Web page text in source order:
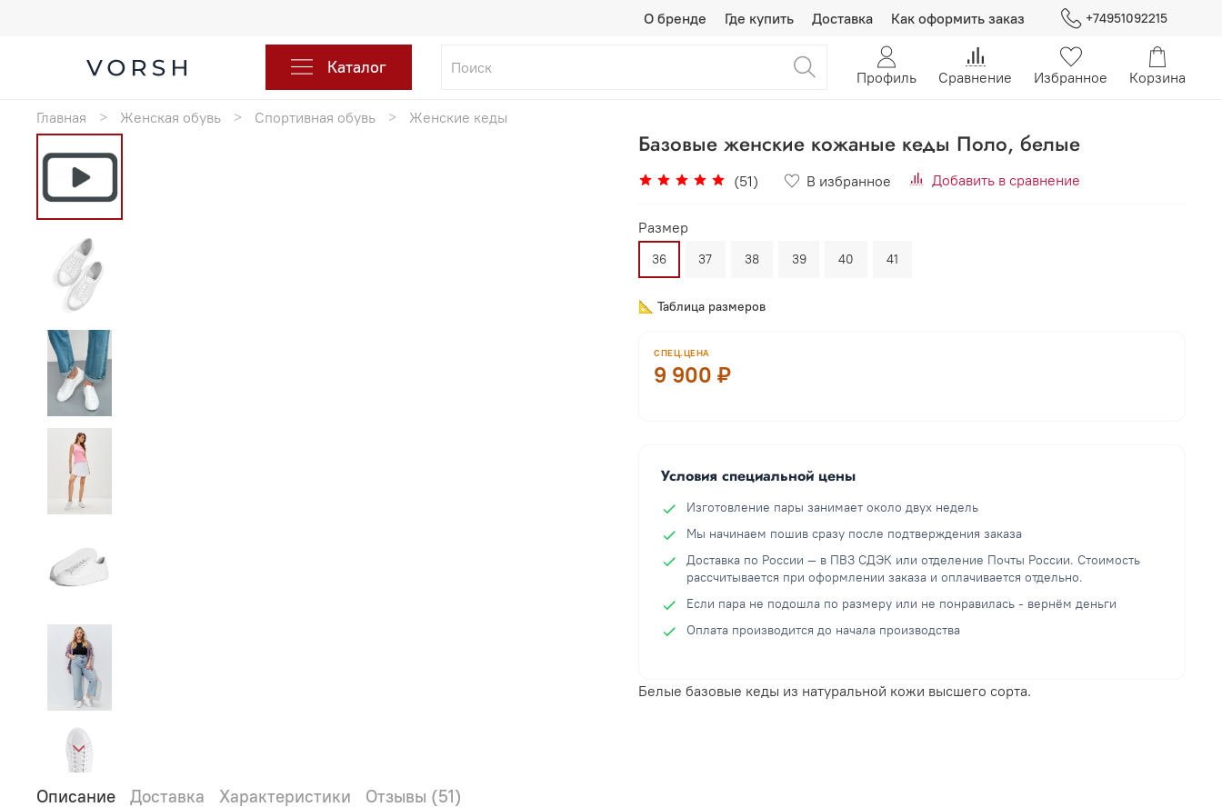
О бренде Где купить Доставка Как оформить заказ +74951092215
Каталог Профиль Сравнение Избранное Корзина
Главная Женская обувь Спортивная обувь Женские кеды
Базовые женские кожаные кеды Поло, белые
(51) В избранное Добавить в сравнение
Размер
36 37 38 39 40 41
📐 Таблица размеров
СПЕЦ.ЦЕНА
9 900 ₽
Условия специальной цены
Изготовление пары занимает около двух недель
Мы начинаем пошив сразу после подтверждения заказа
Доставка по России — в ПВЗ СДЭК или отделение Почты России. Стоимость
рассчитывается при оформлении заказа и оплачивается отдельно.
Если пара не подошла по размеру или не понравилась - вернём деньги
Оплата производится до начала производства
Белые базовые кеды из натуральной кожи высшего сорта.
Описание Доставка Характеристики Отзывы (51)